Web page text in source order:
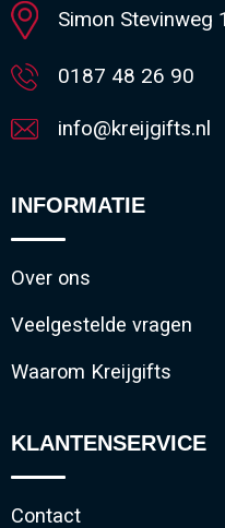
Simon Stevinweg
0187 48 26 90
info@kreijgifts.nl
INFORMATIE
Over ons
Veelgestelde vragen
Waarom Kreijgifts
KLANTENSERVICE
Contact